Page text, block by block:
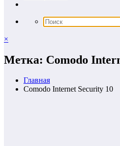
×
Метка: Comodo
Главная
Comodo Internet Security 10